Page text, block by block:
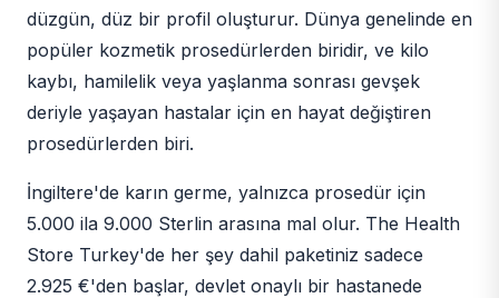
düzgün, düz bir profil oluşturur. Dünya genelinde en
popüler kozmetik prosedürlerden biridir, ve kilo
kaybı, hamilelik veya yaşlanma sonrası gevşek
deriyle yaşayan hastalar için en hayat değiştiren
prosedürlerden biri.
İngiltere'de karın germe, yalnızca prosedür için
5.000 ila 9.000 Sterlin arasına mal olur. The Health
Store Turkey'de her şey dahil paketiniz sadece
2.925 €'den başlar, devlet onaylı bir hastanede